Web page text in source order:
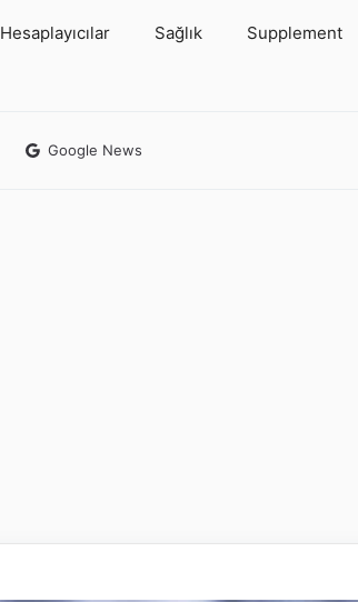
Hesaplayıcılar Sağlık Supplement
Google News